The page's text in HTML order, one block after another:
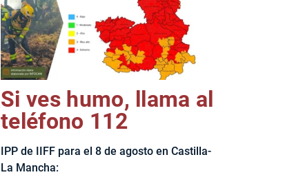
Si ves humo, llama al
teléfono 112
IPP de IIFF para el 8 de agosto en Castilla-
La Mancha: